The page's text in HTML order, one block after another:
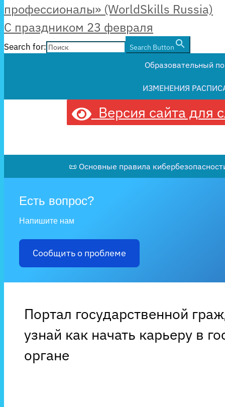
профессионалы» (WorldSkills Russia)
С праздником 23 февраля
Search for: Search Button
Образовательный
ИЗМЕНЕНИЯ
Версия сайта для
📜 Основные правила
Есть вопрос?
Напишите нам
Сообщить о проблеме
Портал государственной
узнай как начать карьеру в
органе